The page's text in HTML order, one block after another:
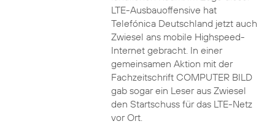
LTE-Ausbauoffensive hat
Telefónica Deutschland jetzt auch
Zwiesel ans mobile Highspeed-
Internet gebracht. In einer
gemeinsamen Aktion mit der
Fachzeitschrift COMPUTER BILD
gab sogar ein Leser aus Zwiesel
den Startschuss für das LTE-Netz
vor Ort.